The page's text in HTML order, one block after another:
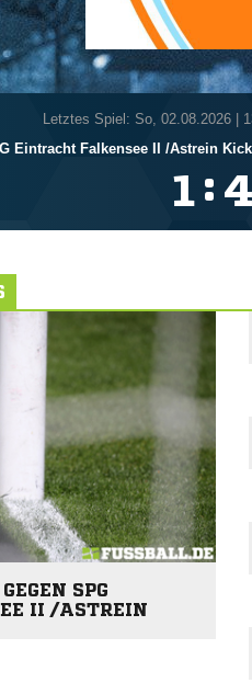
Letztes Spiel: So, 02.08.2026|
Eintracht Falkensee II /​Astrein
 : 
SPG
II /ASTREIN